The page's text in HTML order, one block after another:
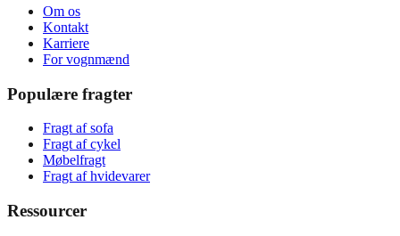
Om os
Kontakt
Karriere
For vognmænd
Populære fragter
Fragt af sofa
Fragt af cykel
Møbelfragt
Fragt af hvidevarer
Ressourcer